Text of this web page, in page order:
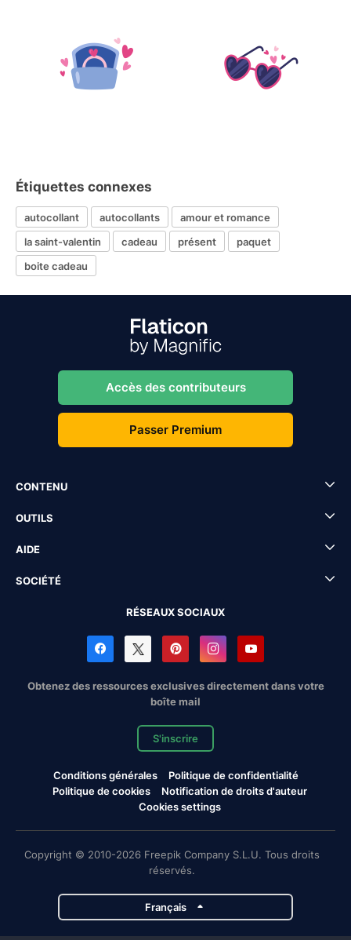
Étiquettes connexes
autocollant autocollants
amour et romance
la saint-valentin
cadeau présent
paquet
boite cadeau
Accès des contributeurs
Passer Premium
CONTENU
OUTILS
AIDE
SOCIÉTÉ
RÉSEAUX SOCIAUX
Obtenez des ressources exclusives directement dans votre
boîte mail
S'inscrire
Conditions générales
Politique de confidentialité
Politique de cookies
Notification de droits d'auteur
Cookies settings
Copyright © 2010-2026 Freepik Company S.L.U. Tous droits
réservés.
Français